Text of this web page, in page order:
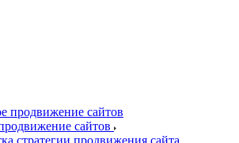
сайтов
стратегии продвижения сайта